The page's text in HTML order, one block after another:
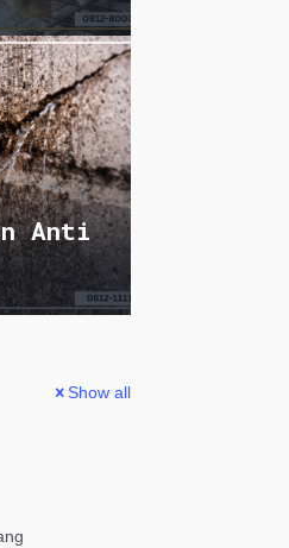
Anti
Show all